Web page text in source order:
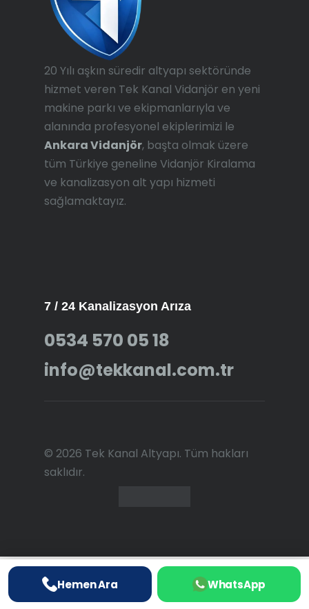
20 Yılı aşkın süredir altyapı sektöründe
hizmet veren Tek Kanal Vidanjör en yeni
makine parkı ve ekipmanlarıyla ve
alanında profesyonel ekiplerimizi le
Ankara Vidanjör, başta olmak üzere
tüm Türkiye geneline Vidanjör Kiralama
ve kanalizasyon alt yapı hizmeti
sağlamaktayız.
7 / 24 Kanalizasyon Arıza
0534 570 05 18
info@tekkanal.com.tr
© 2026 Tek Kanal Altyapı. Tüm hakları
saklıdır.
Hemen Ara WhatsApp